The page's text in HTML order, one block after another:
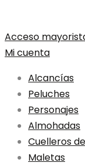
Acceso
Mi cuenta
Alcancías
Peluches
Personajes
Almohadas
Cuelleros
Maletas